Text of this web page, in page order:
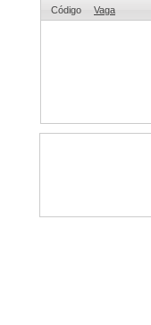
Código Vaga